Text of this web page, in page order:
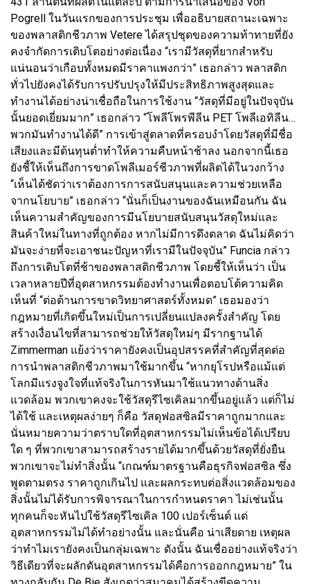
Pogrell ในวันแรกของการประชุม เพื่ออธิบายสถานะเฉพาะ
ของพลาสติกชีวภาพ Vetere ได้สรุปชุดของความท้าทายที่ยัง
คงจำกัดการเติบโตอย่างต่อเนื่อง “เรามีวัสดุที่ยากสำหรับ
แน่นอนว่าเกือบทั้งหมดมีราคาแพงกว่า” เธอกล่าว พลาสติก
ทั่วไปยังคงได้รับการปรับปรุงให้มีประสิทธิภาพสูงสุดและ
ทำงานได้อย่างน่าเชื่อถือในการใช้งาน “วัสดุที่มีอยู่ในปัจจุบัน
นั้นยอดเยี่ยมมาก” เธอกล่าว “โพลีโพรพีลีน PET โพลีเอทิลีน…
พวกมันทำงานได้ดี” การเข้าสู่ตลาดที่ครอบงำโดยวัสดุที่มีชื่อ
เสียงและมีต้นทุนต่ำทำให้ความคืบหน้าช้าลง นอกจากนี้เธอ
ยังชี้ให้เห็นถึงการขาดโพลีเมอร์ชีวภาพที่ผลิตได้ในวงกว้าง
“เห็นได้ชัดว่าเราต้องการการสนับสนุนและความช่วยเหลือ
จากนโยบาย” เธอกล่าว “นั่นก็เป็นงานของฉันเหมือนกัน ฉัน
เห็นความสำคัญของการมีนโยบายสนับสนุนวัสดุใหม่และ
สินค้าใหม่ในทางที่ถูกต้อง หากไม่มีการดึงตลาด ฉันไม่คิดว่า
มันจะง่ายที่จะเอาชนะปัญหาที่เรามีในปัจจุบัน” Funcia กล่าว
ถึงการเติบโตที่ช้าของพลาสติกชีวภาพ โดยชี้ให้เห็นว่า เป็น
เวลาหลายปีที่อุตสาหกรรมต้องทำงานเพื่อตอบโต้ความคิด
เห็นที่ “ต่อต้านการขาดวิทยาศาสตร์ทั้งหมด” เธอมองว่า
กฎหมายที่เกิดขึ้นใหม่เป็นการเปลี่ยนแปลงครั้งสำคัญ โดย
สร้างเงื่อนไขที่สามารถช่วยให้วัสดุใหม่ๆ มีรากฐานได้
Zimmerman แย้งว่าราคายังคงเป็นอุปสรรคที่สำคัญที่สุดต่อ
การนำพลาสติกชีวภาพมาใช้มากขึ้น “หากยุโรปหรือแม้แต่
โลกมีแรงจูงใจที่แท้จริงในการหันมาใช้แนวทางด้านสิ่ง
แวดล้อม พวกเขาคงจะใช้วัสดุรีไซเคิลมากขึ้นอยู่แล้ว แต่ก็ไม่
ได้ใช้ และเหตุผลง่ายๆ ก็คือ วัสดุฟอสซิลมีราคาถูกมากและ
นั่นหมายความว่าตราบใดที่อุตสาหกรรมไม่เห็นข้อได้เปรียบ
ใด ๆ ที่พวกเขาสามารถสร้างรายได้มากขึ้นด้วยวัสดุที่ยั่งยืน
พวกเขาจะไม่ทำสิ่งนั้น “เกณฑ์มาตรฐานคือธุรกิจฟอสซิล ซึ่ง
พูดตามตรง ราคาถูกเกินไป และผลกระทบต่อสิ่งแวดล้อมของ
สิ่งนั้นไม่ได้รับการพิจารณาในการกำหนดราคา ไม่เช่นนั้น
ทุกคนก็จะหันไปใช้วัสดุรีไซเคิล 100 เปอร์เซ็นต์ แต่
อุตสาหกรรมไม่ได้ทำอย่างนั้น และนั่นคือ น่าเสียดาย เหตุผล
ว่าทำไมเรายังคงเป็นกลุ่มเฉพาะ ดังนั้น ฉันเชื่ออย่างแท้จริงว่า
วิธีเดียวที่จะผลักดันอุตสาหกรรมได้คือการออกกฎหมาย” ใน